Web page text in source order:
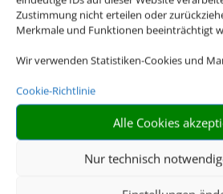
Zustimmung nicht erteilen oder
Merkmale und Funktionen beeinträchtigt
Wir verwenden Statistiken-Cookies und
Cookie-Richtlinie
Alle Cookies
Nur technisch
sind Sie für die Einhaltung dieser
Visumserfordernisse sowie der
gesundheitspolizeilichen
gesetzlichen Vorschriften die
rechtzeitige Beantragung von Visa
Bestimmungsland. Für eine
solcher Vorschriften und deren